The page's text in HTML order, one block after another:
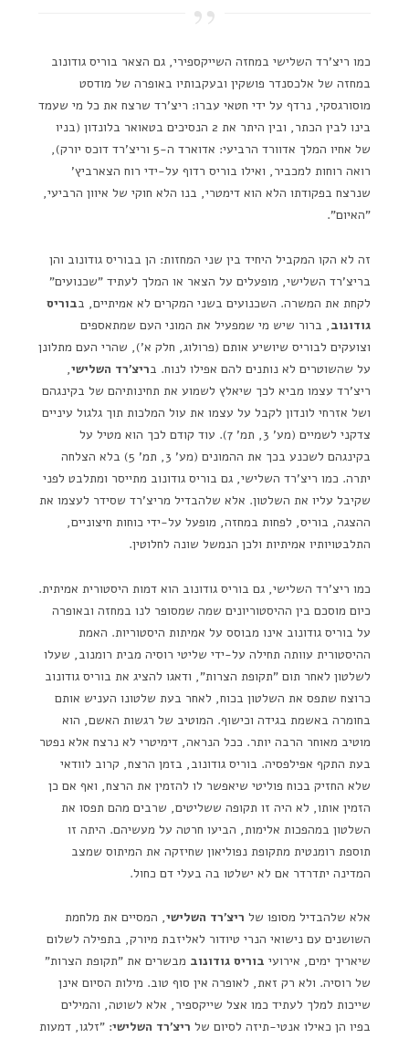
כמו ריצ'רד השלישי במחזה השייקספירי, גם הצאר בוריס גודונוב
במחזה של אלכסנדר פושקין ובעקבותיו באופרה של מודסט
מוסורגסקי, נרדף על ידי חטאי עברו: ריצ'רד שרצח את כל מי שעמד
בינו לבין הכתר, ובין היתר את 2 הנסיכים בטאואר בלונדון (בניו
של אחיו המלך אדוורד הרביעי: אדוארד ה-5 וריצ'רד דוכס יורק),
רואה רוחות למכביר, ואילו בוריס רדוף על-ידי רוח הצארביץ'
שנרצח בפקודתו הלא הוא דימטרי, בנו הלא חוקי של איוון הרביעי,
"האיום".
זה לא הקו המקביל היחיד בין שני המחזות: הן בבוריס גודונוב והן
בריצ'רד השלישי, מופעלים על הצאר או המלך לעתיד "שכנועים"
לקחת את המשרה. השכנועים בשני המקרים לא אמיתיים, בבוריס
גודונוב, ברור שיש מי שמפעיל את המוני העם שמתאספים
וצועקים לבוריס שיושיע אותם (פרולוג, חלק א'), שהרי העם מתלונן
על שהשוטרים לא נותנים להם אפילו לנוח. בריצ'רד השלישי,
ריצ'רד עצמו מביא לכך שיאלץ לשמוע את תחינותיהם של בקינגהם
ושל אזרחי לונדון לקבל על עצמו את עול המלכות תוך גלגול עיניים
צדקני לשמיים (מע' 3, תמ' 7). עוד קודם לכך הוא מטיל על
בקינגהם לשכנע בכך את ההמונים (מע' 3, תמ' 5) בלא הצלחה
יתרה. כמו ריצ'רד השלישי, גם בוריס גודונוב מתייסר ומתלבט לפני
שקיבל עליו את השלטון. אלא שלהבדיל מריצ'רד שסידר לעצמו את
ההצגה, בוריס, לפחות במחזה, מופעל על-ידי כוחות חיצוניים,
התלבטויותיו אמיתיות ולכן הנמשל שונה לחלוטין.
כמו ריצ'רד השלישי, גם בוריס גודונוב הוא דמות היסטורית אמיתית.
כיום מוסכם בין ההיסטוריונים שמה שמסופר לנו במחזה ובאופרה
על בוריס גודונוב אינו מבוסס על אמיתות היסטוריות. האמת
ההיסטורית עוותה תחילה על-ידי שליטי רוסיה מבית רומנוב, שעלו
לשלטון לאחר תום "תקופת הצרות", ודאגו להציג את בוריס גודונוב
כרוצח שתפס את השלטון בכוח, לאחר בעת שלטונו העניש אותם
בחומרה באשמת בגידה וכישוף. המוטיב של רגשות האשם, הוא
מוטיב מאוחר הרבה יותר. ככל הנראה, דימיטרי לא נרצח אלא נפטר
בעת התקף אפילפסיה. בוריס גודונוב, בזמן הרצח, קרוב לוודאי
שלא החזיק בכוח פוליטי שיאפשר לו להזמין את הרצח, ואף אם כן
הזמין אותו, לא היה זו תקופה ששליטים, שרבים מהם תפסו את
השלטון במהפכות אלימות, הביעו חרטה על מעשיהם. היתה זו
תוספת רומנטית מתקופת נפוליאון שחיזקה את המיתוס שמצב
המדינה יתדרדר אם לא ישלטו בה בעלי דם כחול.
אלא שלהבדיל מסופו של ריצ'רד השלישי, המסיים את מלחמת
השושנים עם נישואי הנרי טיודור לאליזבת מיורק, בתפילה לשלום
שיאריך ימים, אירועי בוריס גודונוב מבשרים את "תקופת הצרות"
של רוסיה. ולא רק זאת, לאופרה אין סוף טוב. מילות הסיום אינן
שייכות למלך לעתיד כמו אצל שייקספיר, אלא לשוטה, והמילים
בפיו הן כאילו אנטי-תיזה לסיום של ריצ'רד השלישי: "זלגו, דמעות